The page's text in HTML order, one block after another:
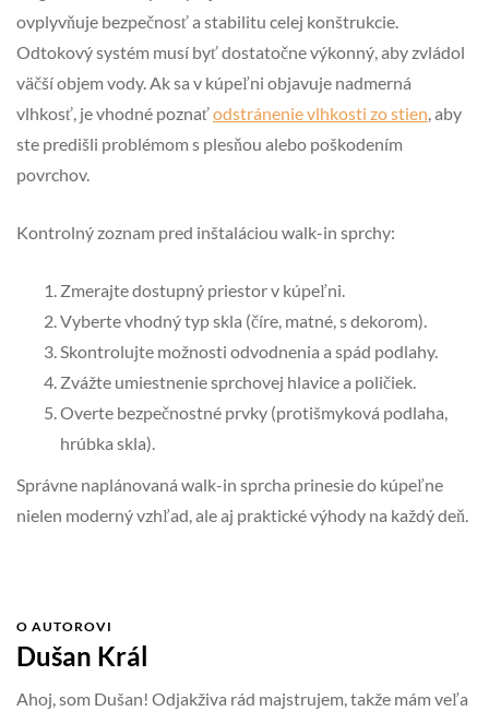
ovplyvňuje bezpečnosť a stabilitu celej konštrukcie.
Odtokový systém musí byť dostatočne výkonný, aby zvládol
väčší objem vody. Ak sa v kúpeľni objavuje nadmerná
vlhkosť, je vhodné poznaťodstránenie vlhkosti zo stien, aby
ste predišli problémom s plesňou alebo poškodením
povrchov.
Kontrolný zoznam pred inštaláciou walk-in sprchy:
Zmerajte dostupný priestor v kúpeľni.
Vyberte vhodný typ skla (číre, matné, s dekorom).
Skontrolujte možnosti odvodnenia a spád podlahy.
Zvážte umiestnenie sprchovej hlavice a poličiek.
Overte bezpečnostné prvky (protišmyková podlaha,
hrúbka skla).
Správne naplánovaná walk-in sprcha prinesie do kúpeľne
nielen moderný vzhľad, ale aj praktické výhody na každý deň.
O AUTOROVI
Dušan Král
Ahoj, som Dušan! Odjakživa rád majstrujem, takže mám veľa